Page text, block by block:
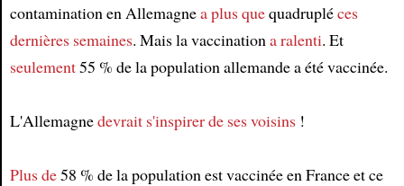
contamination en Allemagnea plus quequadrupléces
dernières semaines. Mais la vaccinationa ralenti. Et
seulement55 % de la population allemande a été vaccinée.
L'Allemagnedevrait s'inspirerde ses voisins!
Plus de58 % de la population est vaccinée en France et ce